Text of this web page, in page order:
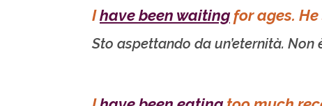
Ihave been waitingfor ages.
Sto aspettando da un’eternità. Non